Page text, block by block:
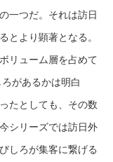
一つだ。それは訪日
とより顕著となる。
リューム層を占めて
があるかは明白
たとしても、その数
シリーズでは訪日外
しろが集客に繋げる